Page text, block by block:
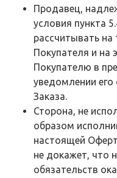
Продавец,
условия пункта
рассчитывать на
Покупателя и на
Покупателю в
уведомлении
Заказа.
Сторона, не
образом
настоящей
не докажет, что
обязательств